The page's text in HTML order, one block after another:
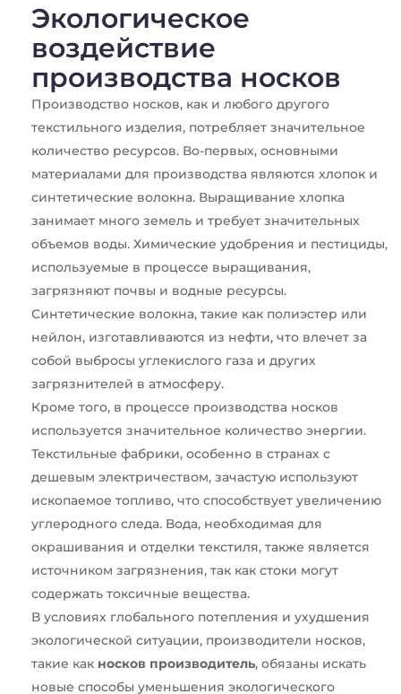
Экологическое
воздействие
производства носков
Производство носков, как и любого другого
текстильного изделия, потребляет значительное
количество ресурсов. Во-первых, основными
материалами для производства являются хлопок и
синтетические волокна. Выращивание хлопка
занимает много земель и требует значительных
объемов воды. Химические удобрения и пестициды,
используемые в процессе выращивания,
загрязняют почвы и водные ресурсы.
Синтетические волокна, такие как полиэстер или
нейлон, изготавливаются из нефти, что влечет за
собой выбросы углекислого газа и других
загрязнителей в атмосферу.
Кроме того, в процессе производства носков
используется значительное количество энергии.
Текстильные фабрики, особенно в странах с
дешевым электричеством, зачастую используют
ископаемое топливо, что способствует увеличению
углеродного следа. Вода, необходимая для
окрашивания и отделки текстиля, также является
источником загрязнения, так как стоки могут
содержать токсичные вещества.
В условиях глобального потепления и ухудшения
экологической ситуации, производители носков,
такие как носков производитель, обязаны искать
новые способы уменьшения экологического